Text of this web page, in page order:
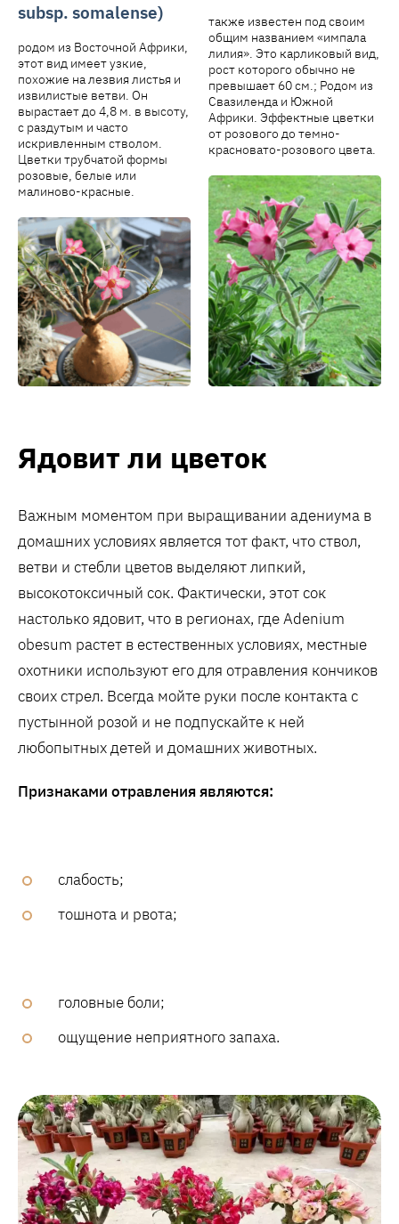
subsp. somalense)
родом из Восточной Африки,
этот вид имеет узкие,
похожие на лезвия листья и
извилистые ветви. Он
вырастает до 4,8 м. в высоту,
с раздутым и часто
искривленным стволом.
Цветки трубчатой ​​формы
розовые, белые или
малиново-красные.
также известен под своим
общим названием «импала
лилия». Это карликовый вид,
рост которого обычно не
превышает 60 см.; Родом из
Свазиленда и Южной
Африки. Эффектные цветки
от розового до темно-
красновато-розового цвета.
Ядовит ли цветок
Важным моментом при выращивании адениума в
домашних условиях является тот факт, что ствол,
ветви и стебли цветов выделяют липкий,
высокотоксичный сок. Фактически, этот сок
настолько ядовит, что в регионах, где Adenium
obesum растет в естественных условиях, местные
охотники используют его для отравления кончиков
своих стрел. Всегда мойте руки после контакта с
пустынной розой и не подпускайте к ней
любопытных детей и домашних животных.
Признаками отравления являются:
слабость;
тошнота и рвота;
головные боли;
ощущение неприятного запаха.